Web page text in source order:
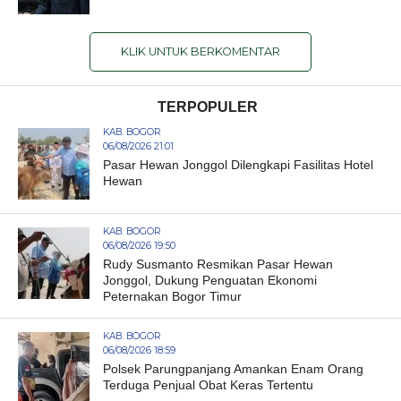
KLIK UNTUK BERKOMENTAR
TERPOPULER
KAB. BOGOR
06/08/2026 21:01
Pasar Hewan Jonggol Dilengkapi Fasilitas Hotel
Hewan
KAB. BOGOR
06/08/2026 19:50
Rudy Susmanto Resmikan Pasar Hewan
Jonggol, Dukung Penguatan Ekonomi
Peternakan Bogor Timur
KAB. BOGOR
06/08/2026 18:59
Polsek Parungpanjang Amankan Enam Orang
Terduga Penjual Obat Keras Tertentu